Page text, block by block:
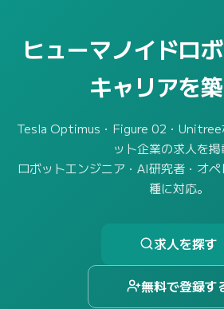
ヒューマノイドロ
キャリアを
Tesla Optimus・Figure 02・Unitree
ット企業の求人を掲
ロボットエンジニア・AI研究者・オ
種に対応。
求人を探す
無料で登録す